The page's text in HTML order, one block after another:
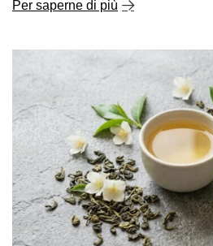
Tè al gelsomino: proprietà ed
il tè aromatico al gelsomino?
Alcuni tè deliziano con un sapore
come un caffè mattutino. Il tè al
per qualcosa di completamente